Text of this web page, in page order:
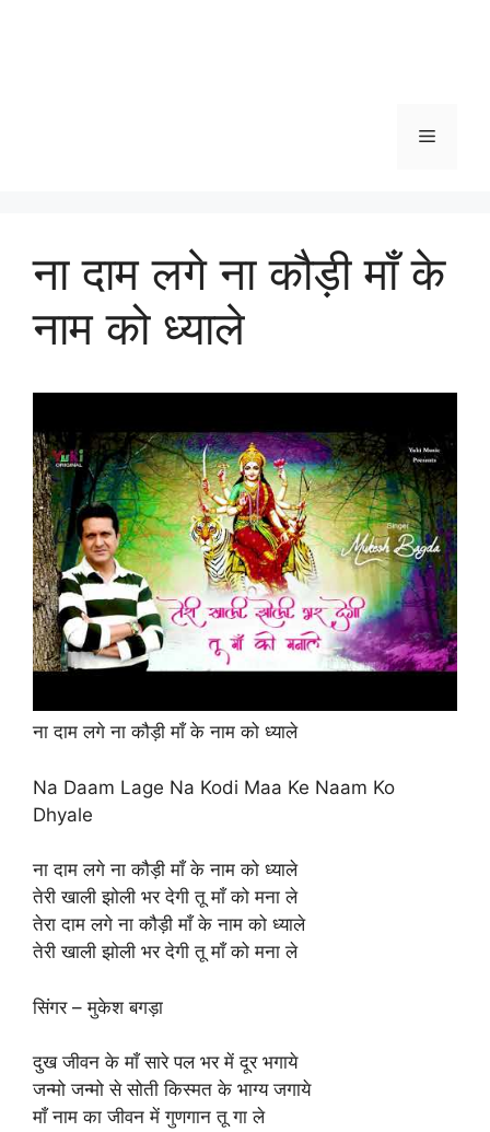
Menu
ना दाम लगे ना कौड़ी माँ के
नाम को ध्याले
ना दाम लगे ना कौड़ी माँ के नाम को ध्याले
Na Daam Lage Na Kodi Maa Ke Naam Ko
Dhyale
ना दाम लगे ना कौड़ी माँ के नाम को ध्याले
तेरी खाली झोली भर देगी तू माँ को मना ले
तेरा दाम लगे ना कौड़ी माँ के नाम को ध्याले
तेरी खाली झोली भर देगी तू माँ को मना ले
सिंगर – मुकेश बगड़ा
दुख जीवन के माँ सारे पल भर में दूर भगाये
जन्मो जन्मो से सोती किस्मत के भाग्य जगाये
माँ नाम का जीवन में गुणगान तू गा ले